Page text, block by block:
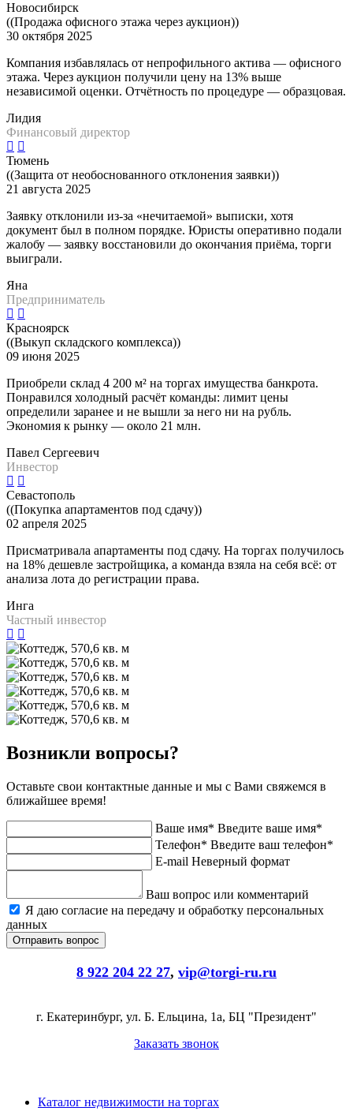
Новосибирск
((Продажа офисного этажа через аукцион))
30 октября 2025
Компания избавлялась от непрофильного актива — офисного
этажа. Через аукцион получили цену на 13% выше
независимой оценки. Отчётность по процедуре — образцовая.
Лидия
Финансовый директор
Тюмень
((Защита от необоснованного отклонения заявки))
21 августа 2025
Заявку отклонили из-за «нечитаемой» выписки, хотя
документ был в полном порядке. Юристы оперативно подали
жалобу — заявку восстановили до окончания приёма, торги
выиграли.
Яна
Предприниматель
Красноярск
((Выкуп складского комплекса))
09 июня 2025
Приобрели склад 4 200 м² на торгах имущества банкрота.
Понравился холодный расчёт команды: лимит цены
определили заранее и не вышли за него ни на рубль.
Экономия к рынку — около 21 млн.
Павел Сергеевич
Инвестор
Севастополь
((Покупка апартаментов под сдачу))
02 апреля 2025
Присматривала апартаменты под сдачу. На торгах получилось
на 18% дешевле застройщика, а команда взяла на себя всё: от
анализа лота до регистрации права.
Инга
Частный инвестор
Возникли вопросы?
Оставьте свои контактные данные и мы с Вами свяжемся в
ближайшее время!
Ваше имя* Введите ваше имя*
Телефон* Введите ваш телефон*
E-mail Неверный формат
Ваш вопрос или комментарий
Я даю согласие на передачу и обработку персональных
данных
8 922 204 22 27, vip@torgi-ru.ru
г. Екатеринбург, ул. Б. Ельцина, 1а, БЦ "Президент"
Заказать звонок
Каталог недвижимости на торгах